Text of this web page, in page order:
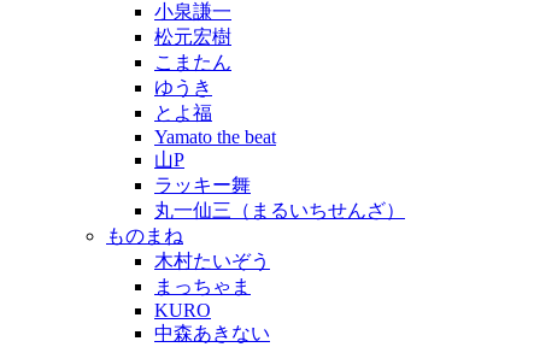
小泉謙一
松元宏樹
こまたん
ゆうき
とよ福
Yamato the beat
山P
ラッキー舞
丸一仙三（まるいちせんざ）
ものまね
木村たいぞう
まっちゃま
KURO
中森あきない